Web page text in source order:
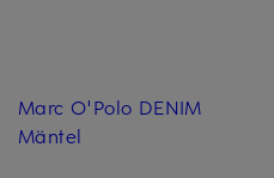
Marc O'Polo DENIM
Mäntel